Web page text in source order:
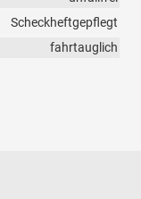
Scheckheftgepflegt
fahrtauglich